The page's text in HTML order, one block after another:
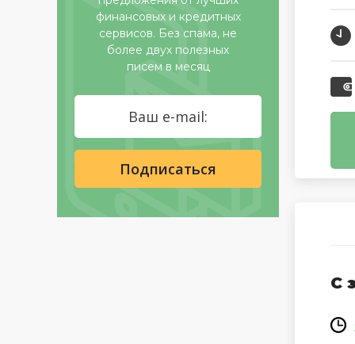
С
финансовых и кредитных
сервисов. Без спама, не
более двух полезных
писем в месяц